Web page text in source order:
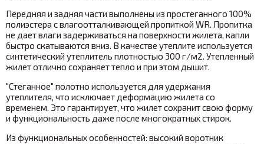
Передняя и задняя части выполнены из простеганного 100%
полиэстера с влагоотталкивающей пропиткой WR. Пропитка
не дает влаги задерживаться на поверхности жилета, капли
быстро скатываются вниз. В качестве утеплите используется
синтетический утеплитель плотностью 300 г/м2. Утепленный
жилет отлично сохраняет тепло и при этом дышит.
"Стеганное" полотно используется для удержания
утеплителя, что исключает деформацию жилета со
временем. Это гарантирует, что жилет сохранит свою форму
и функциональность даже после многократных стирок.
Из функциональных особенностей: высокий воротник